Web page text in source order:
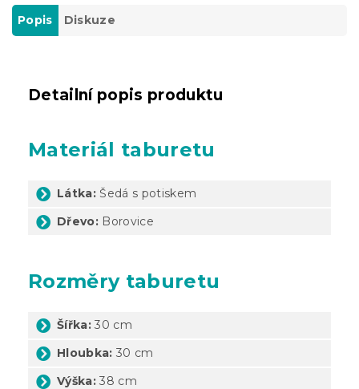
Popis Diskuze
Detailní popis produktu
Materiál taburetu
Látka: Šedá s potiskem
Dřevo: Borovice
Rozměry taburetu
Šířka: 30 cm
Hloubka: 30 cm
Výška: 38 cm